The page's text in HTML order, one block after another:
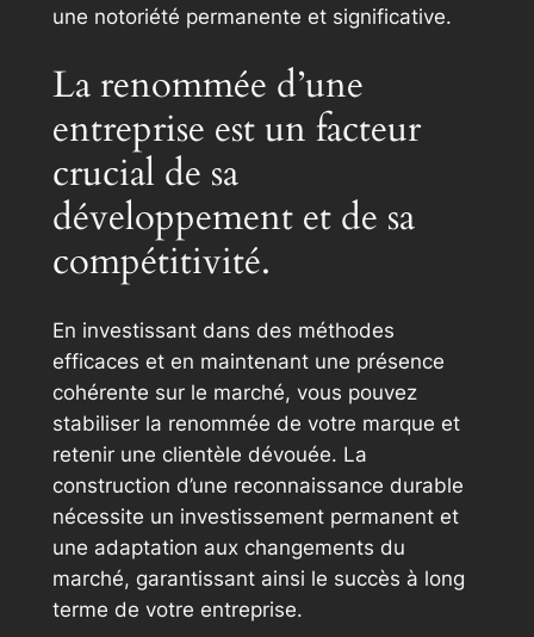
une notoriété permanente et significative.
La renommée d’une
entreprise est un facteur
crucial de sa
développement et de sa
compétitivité.
En investissant dans des méthodes
efficaces et en maintenant une présence
cohérente sur le marché, vous pouvez
stabiliser la renommée de votre marque et
retenir une clientèle dévouée. La
construction d’une reconnaissance durable
nécessite un investissement permanent et
une adaptation aux changements du
marché, garantissant ainsi le succès à long
terme de votre entreprise.